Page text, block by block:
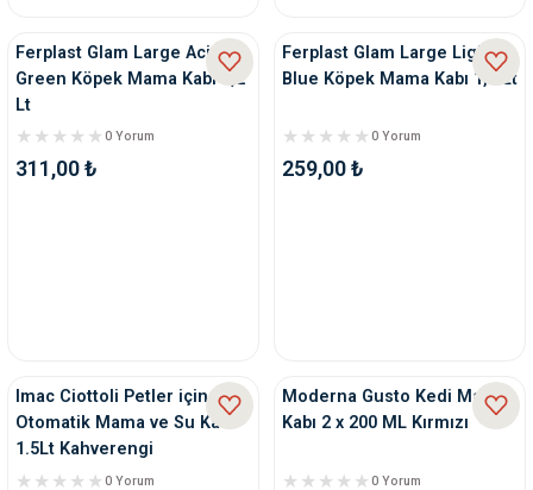
Ferplast Glam Large Acid
Green Köpek Mama Kabı 1,2
Lt
0 Yorum
311,00 ₺
Ferplast Glam Large Light
Blue Köpek Mama Kabı 1,2 Lt
0 Yorum
259,00 ₺
Imac Ciottoli Petler için
Otomatik Mama ve Su Kabı
1.5Lt Kahverengi
0 Yorum
Moderna Gusto Kedi Mama
Kabı 2 x 200 ML Kırmızı
0 Yorum